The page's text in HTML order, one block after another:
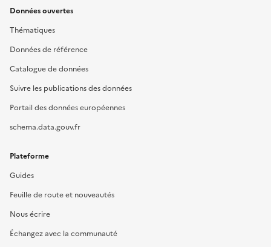
Données ouvertes
Thématiques
Données de référence
Catalogue de données
Suivre les publications des données
Portail des données européennes
schema.data.gouv.fr
Plateforme
Guides
Feuille de route et nouveautés
Nous écrire
Échangez avec la communauté